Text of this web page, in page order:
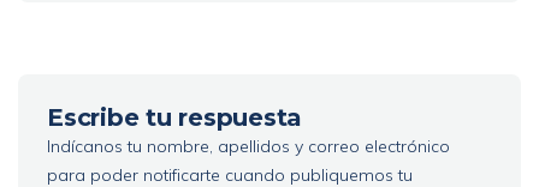
Escribe tu respuesta
Indícanos tu nombre, apellidos y correo electrónico
para poder notificarte cuando publiquemos tu